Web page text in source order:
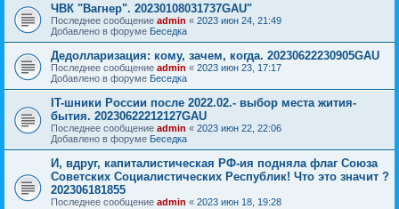
ЧВК "Вагнер". 20230108031737GAU"
Последнее сообщение admin « 2023 июн 24, 21:49
Добавлено в форуме Беседка
Дедолларизация: кому, зачем, когда. 20230622230905GAU
Последнее сообщение admin « 2023 июн 23, 17:17
Добавлено в форуме Беседка
IT-шники России после 2022.02.- выбор места жития-
бытия. 20230622212127GAU
Последнее сообщение admin « 2023 июн 22, 22:06
Добавлено в форуме Беседка
И, вдруг, капиталистическая РФ-ия подняла флаг Союза
Советских Социалистических Республик! Что это значит ?
202306181855
Последнее сообщение admin « 2023 июн 18, 19:28